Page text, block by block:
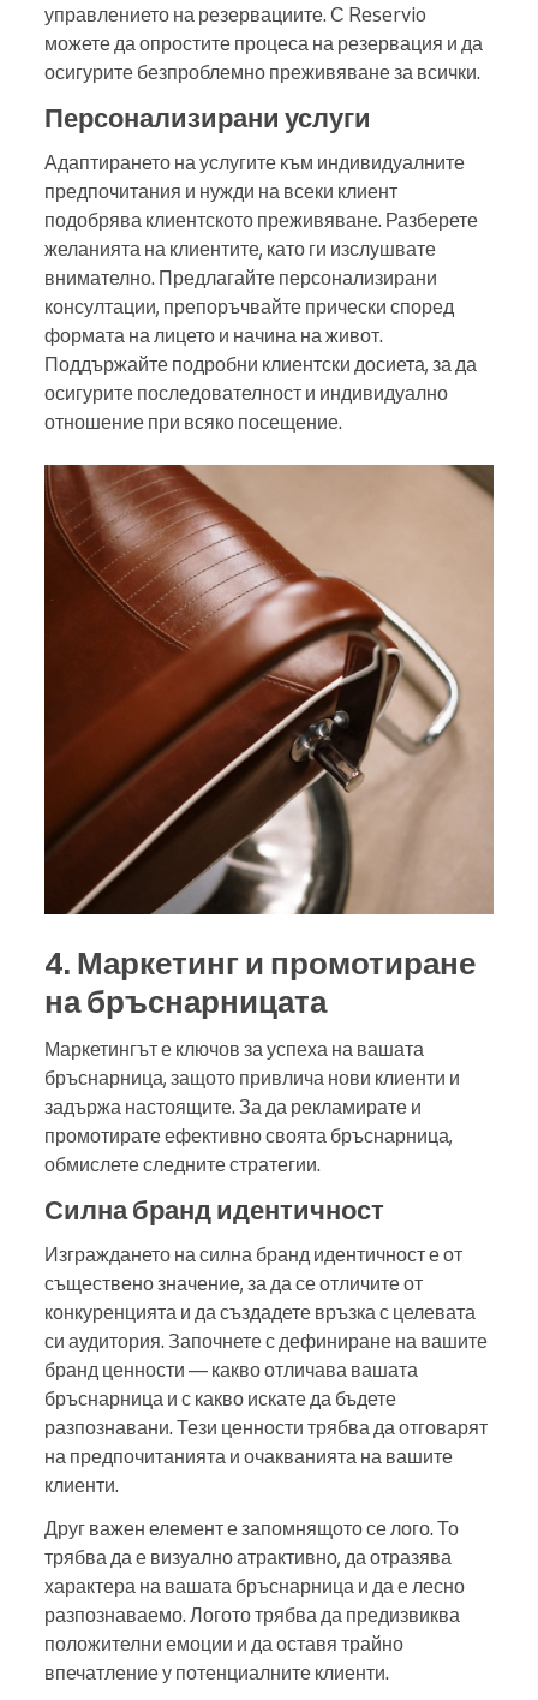
управлението на резервациите. С Reservio
можете да опростите процеса на резервация и да
осигурите безпроблемно преживяване за всички.
Персонализирани услуги
Адаптирането на услугите към индивидуалните
предпочитания и нужди на всеки клиент
подобрява клиентското преживяване. Разберете
желанията на клиентите, като ги изслушвате
внимателно. Предлагайте персонализирани
консултации, препоръчвайте прически според
формата на лицето и начина на живот.
Поддържайте подробни клиентски досиета, за да
осигурите последователност и индивидуално
отношение при всяко посещение.
4. Маркетинг и промотиране
на бръснарницата
Маркетингът е ключов за успеха на вашата
бръснарница, защото привлича нови клиенти и
задържа настоящите. За да рекламирате и
промотирате ефективно своята бръснарница,
обмислете следните стратегии.
Силна бранд идентичност
Изграждането на силна бранд идентичност е от
съществено значение, за да се отличите от
конкуренцията и да създадете връзка с целевата
си аудитория. Започнете с дефиниране на вашите
бранд ценности — какво отличава вашата
бръснарница и с какво искате да бъдете
разпознавани. Тези ценности трябва да отговарят
на предпочитанията и очакванията на вашите
клиенти.
Друг важен елемент е запомнящото се лого. То
трябва да е визуално атрактивно, да отразява
характера на вашата бръснарница и да е лесно
разпознаваемо. Логото трябва да предизвиква
положителни емоции и да оставя трайно
впечатление у потенциалните клиенти.